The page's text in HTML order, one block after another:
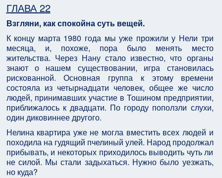
ГЛАВА 22
Взгляни, как спокойна суть вещей.
К концу марта 1980 года мы уже прожили у Нели три
месяца, и, похоже, пора было менять место
жительства. Через Нану стало известно, что органы
знают о нашем существовании, игра становилась
рискованной. Основная группа к этому времени
состояла из четырнадцати человек, общее же число
людей, принимавших участие в Тошином предприятии,
приближалось к двадцати. По городу поползли слухи,
один диковиннее другого.
Нелина квартира уже не могла вместить всех людей и
походила на гудящий пчелиный улей. Народ продолжал
прибывать, и некоторых приходилось выводить чуть ли
не силой. Мы стали задыхаться. Нужно было уезжать,
но куда?